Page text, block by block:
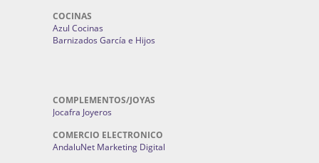
COCINAS
Azul Cocinas
Barnizados García e Hijos
COMPLEMENTOS/JOYAS
Jocafra Joyeros
COMERCIO ELECTRONICO
AndaluNet Marketing Digital